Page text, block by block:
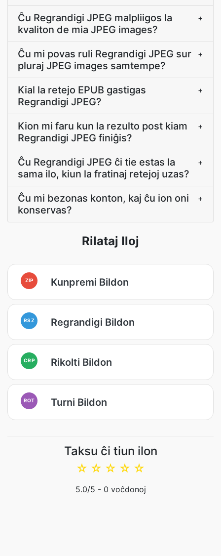
Ĉu Regrandigi JPEG malpliigos la
kvaliton de mia JPEG images?
+
Ĉu mi povas ruli Regrandigi JPEG sur
pluraj JPEG images samtempe?
+
Kial la retejo EPUB gastigas
Regrandigi JPEG?
+
Kion mi faru kun la rezulto post kiam
Regrandigi JPEG finiĝis?
+
Ĉu Regrandigi JPEG ĉi tie estas la
sama ilo, kiun la fratinaj retejoj uzas?
+
Ĉu mi bezonas konton, kaj ĉu ion oni
konservas?
+
Rilataj Iloj
ZIP Kunpremi Bildon
RSZ Regrandigi Bildon
CRP Rikolti Bildon
ROT Turni Bildon
Taksu ĉi tiun ilon
☆
☆
☆
☆
☆
5.0/5 - 0 voĉdonoj